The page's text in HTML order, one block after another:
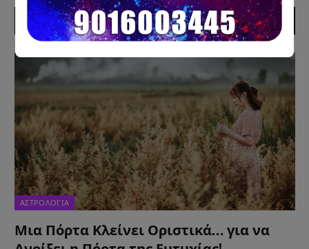
ΠΡΟΣΦΑΤΑ ΑΡΘΡΑ
ΑΣΤΡΟΛΟΓΙΑ
Μια Πόρτα Κλείνει Οριστικά… για να